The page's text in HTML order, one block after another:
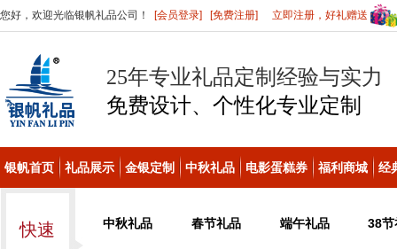
您好，欢迎光临银帆礼品公司！ [会员登录] [免费注册] 立即注册，好礼赠送
25年专业礼品定制经验与实力
免费设计、个性化专业定制
银帆首页 礼品展示 金银定制 中秋礼品 电影蛋糕券 福利商城 经
快速
中秋礼品 春节礼品 端午礼品 38节